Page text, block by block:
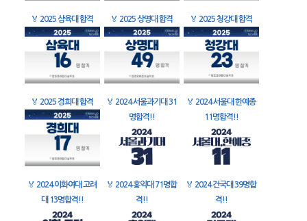
🏅 2025 삼육대 합격 🏅 2025 상명대 합격 🏅 2025 청강대 합격
🏅 2025 경희대 합격 🏅 2024 서울과기대 31
명합격!!
🏅 2024 서울대 한예종
11명합격!!
🏅 2024 이화여대 고려
대 13명합격!!
🏅 2024 홍익대 71명합
격!!
🏅 2024 건국대 39명합
격!!